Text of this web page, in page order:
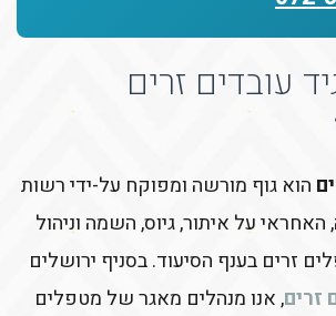
עובדים זרים
הוא גוף מורשה ומפוקח על-ידי רשות
האחראי על איתור, גיוס, השמה וניהול
זרים בענף הסיעוד. בסניף ירושלים
זרים, אנו מנהלים מאגר של מטפלים